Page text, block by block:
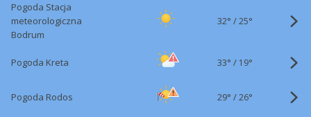
Pogoda Stacja
meteorologiczna
Bodrum
32° /25°
Pogoda Kreta 33° / 19°
Pogoda Rodos 29° /26°